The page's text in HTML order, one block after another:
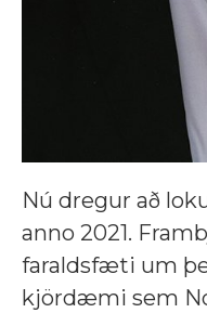
Nú dregur að
anno 2021.
faraldsfæti um
kjördæmi sem